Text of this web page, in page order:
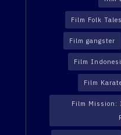
Film Folk
Film gangster
Film
Film
Film Mission: